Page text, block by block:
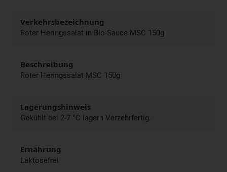
Verkehrsbezeichnung
Roter Heringssalat in Bio-Sauce MSC 150g
Beschreibung
Roter Heringssalat MSC 150g
Lagerungshinweis
Gekühlt bei 2-7 °C lagern Verzehrfertig.
Ernährung
Laktosefrei